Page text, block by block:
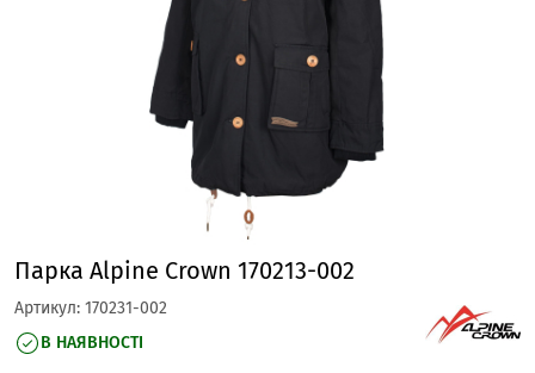
Парка Alpine Crown 170213-002
Артикул: 170231-002
В НАЯВНОСТІ